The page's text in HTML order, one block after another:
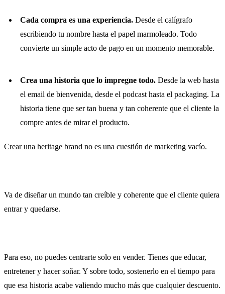
Cada compra es una experiencia. Desde el calígrafo
escribiendo tu nombre hasta el papel marmoleado. Todo
convierte un simple acto de pago en un momento memorable.
Crea una historia que lo impregne todo. Desde la web hasta
el email de bienvenida, desde el podcast hasta el packaging. La
historia tiene que ser tan buena y tan coherente que el cliente la
compre antes de mirar el producto.
Crear una heritage brand no es una cuestión de marketing vacío.
Va de diseñar un mundo tan creíble y coherente que el cliente quiera
entrar y quedarse.
Para eso, no puedes centrarte solo en vender. Tienes que educar,
entretener y hacer soñar. Y sobre todo, sostenerlo en el tiempo para
que esa historia acabe valiendo mucho más que cualquier descuento.